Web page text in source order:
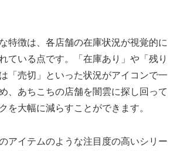
特徴は、各店舗の在庫状況が視覚的に
ている点です。「在庫あり」や「残り
「売切」といった状況がアイコンで一
、あちこちの店舗を闇雲に探し回って
を大幅に減らすことができます。
アイテムのような注目度の高いシリー